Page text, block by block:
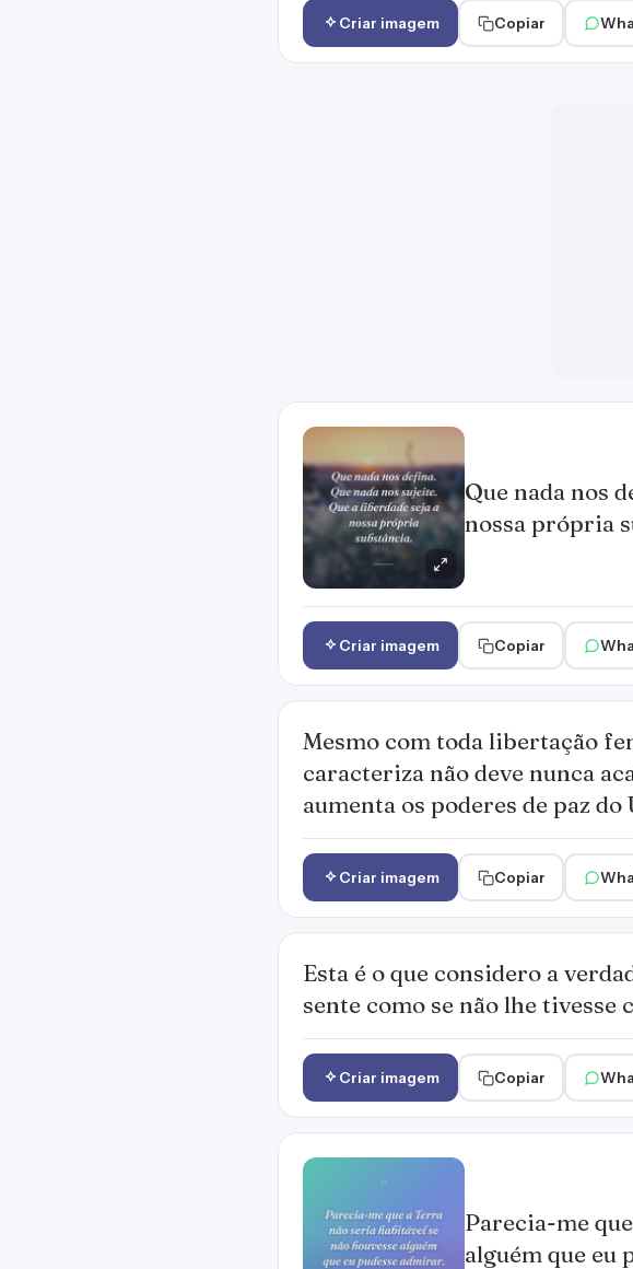
Criar imagem Copiar
Que nada nos
nossa própria
Criar imagem Copiar
Mesmo com toda libertação
caracteriza não deve nunca
aumenta os poderes de paz do
Criar imagem Copiar
Esta é o que considero a
sente como se não lhe tivesse
Criar imagem Copiar
Parecia-me
alguém que eu